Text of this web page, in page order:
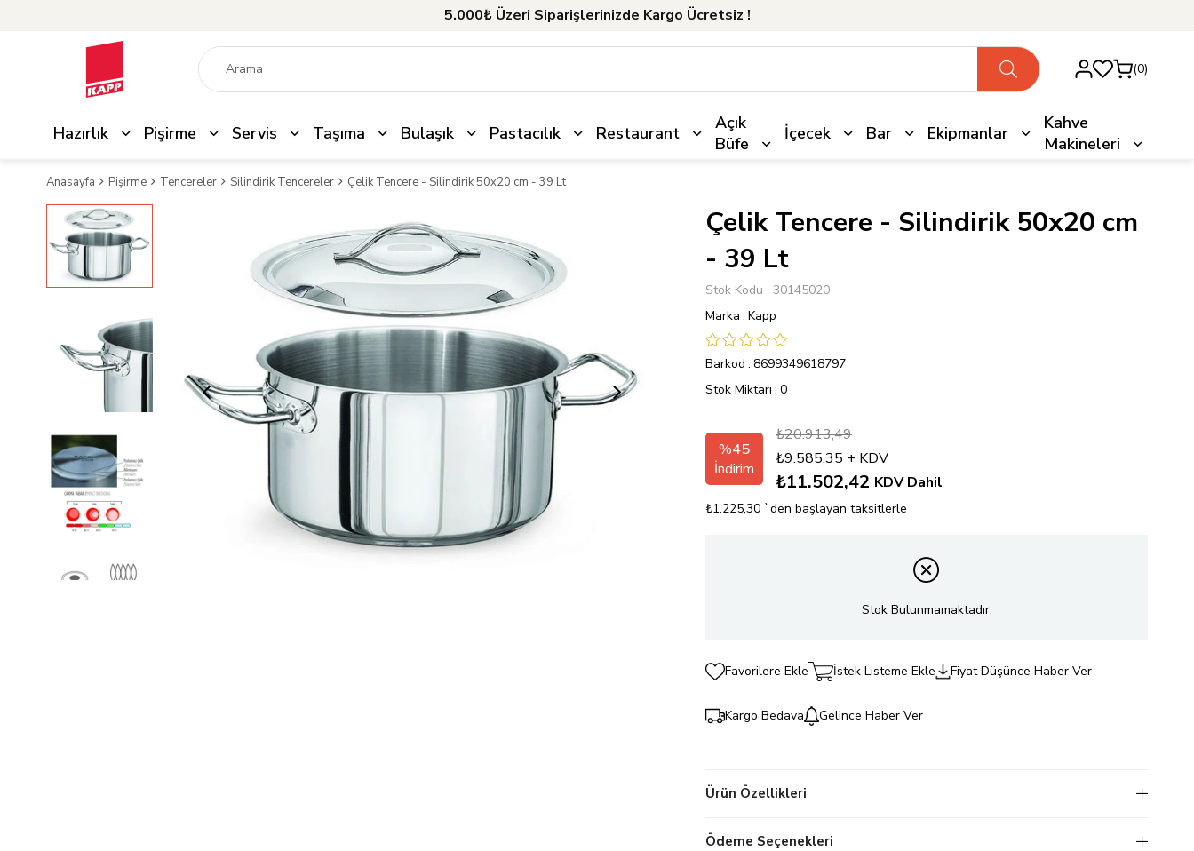
5.000₺ Üzeri Siparişlerinizde Kargo Ücretsiz !
0
Hazırlık Pişirme Servis Taşıma Bulaşık Pastacılık Restaurant
Açık
Büfe
İçecek Bar Ekipmanlar
Kahve
Makineleri
Anasayfa Pişirme Tencereler Silindirik Tencereler Çelik Tencere - Silindirik 50x20 cm - 39 Lt
Çelik Tencere - Silindirik 50x20 cm
- 39 Lt
Stok Kodu
30145020
Marka : Kapp
Barkod : 8699349618797
Stok Miktarı : 0
%45
İndirim
₺20.913,49
₺9.585,35 + KDV
KDV Dahil
₺11.502,42
₺1.225,30 `den başlayan taksitlerle
Stok Bulunmamaktadır.
Favorilere Ekle İstek Listeme Ekle Fiyat Düşünce Haber Ver
Kargo Bedava Gelince Haber Ver
Ürün Özellikleri
Ödeme Seçenekleri